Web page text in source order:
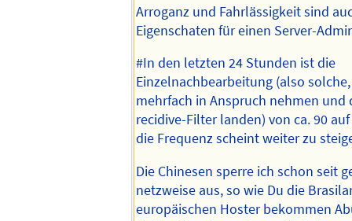
Arroganz und Fahrlässigkeit sind
Eigenschaten für einen Server-
#In den letzten 24 Stunden ist die
Einzelnachbearbeitung (also
mehrfach in Anspruch nehmen und
recidive-Filter landen) von ca. 90
die Frequenz scheint weiter zu
Die Chinesen sperre ich schon seit
netzweise aus, so wie Du die
europäischen Hoster bekommen